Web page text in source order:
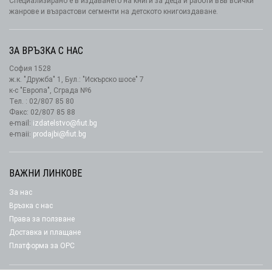
жанрове и възрастови сегменти на детското книгоиздаване.
ЗА ВРЪЗКА С НАС
София 1528
ж.к. "Дружба" 1, Бул.: "Искърско шосе" 7
к-с "Европа", Сграда №6
Тел. : 02/807 85 80
Факс: 02/807 85 88
e-mail: izdatelstvo@fiut.bg
e-maii: prodajbi@fiut.bg
ВАЖНИ ЛИНКОВЕ
За нас
Връзка с нас
Права за ползване
Доставка и плащане
Платформа за ОРС